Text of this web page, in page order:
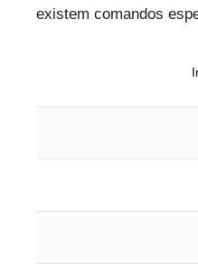
existem comandos